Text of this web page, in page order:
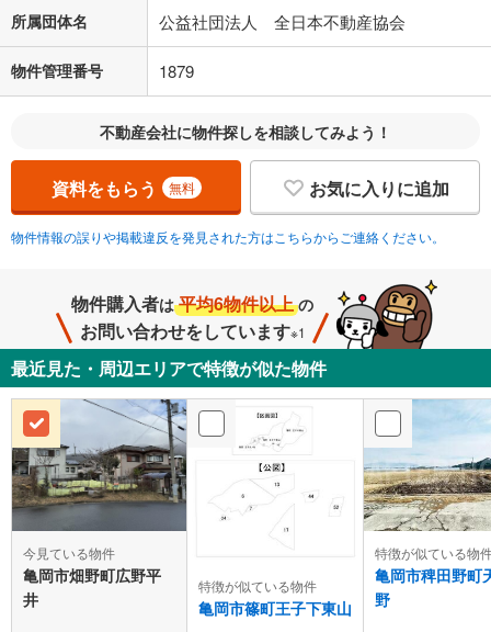
所属団体名 公益社団法人 全日本不動産協会
物件管理番号 1879
不動産会社に物件探しを相談してみよう！
資料をもらう 無料 お気に入りに追加
物件情報の誤りや掲載違反を発見された方はこちらからご連絡ください。
物件購入者は 平均6物件以上 の
お問い合わせをしています※1
最近見た・周辺エリアで特徴が似た物件
今見ている物件
亀岡市畑野町広野平
井
特徴が似ている物件
亀岡市篠町王子下東山
特徴が似ている物
亀岡市稗田野町
野